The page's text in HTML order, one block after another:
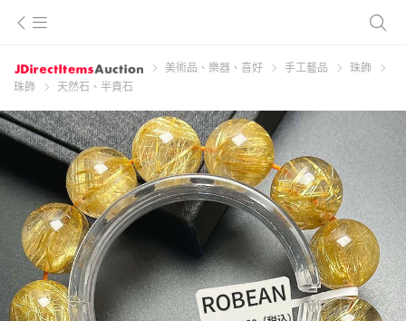
美術品、樂器、喜好 手工藝品
珠飾
珠飾
天然石、半貴石